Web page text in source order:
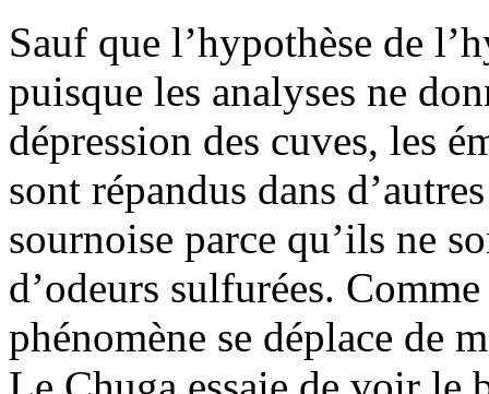
Sauf que l’hypothèse de
puisque les analyses ne
dépression des cuves, les
sont répandus dans
sournoise parce qu’ils ne
d’odeurs sulfurées.
phénomène se déplace de